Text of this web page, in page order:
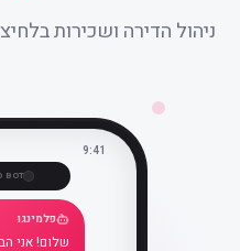
ניהול הדירה ושכירות
9:41
BOT
פלמינגו
שלום! אני